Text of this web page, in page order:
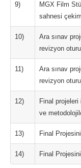
9)
MGX Film
sahnesi
10)
Ara sınav
revizyon
11)
Ara sınav
revizyon
12)
Final
ve
13) Final
14) Final